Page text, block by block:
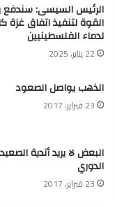
الرئيس السيسى:
القوة لتنفيذ اتفاق غزة
لدماء الفلسطينيين
22 يناير، 2025
الذهب يواصل الصعود
23 فبراير، 2017
البعض لا يريد أندية
الدوري
23 فبراير، 2017